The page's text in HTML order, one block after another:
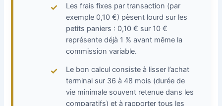
Les frais fixes par transaction (par
exemple 0,10 €) pèsent lourd sur les
petits paniers : 0,10 € sur 10 €
représente déjà 1 % avant même la
commission variable.
Le bon calcul consiste à lisser l’achat
terminal sur 36 à 48 mois (durée de
vie minimale souvent retenue dans les
comparatifs) et à rapporter tous les